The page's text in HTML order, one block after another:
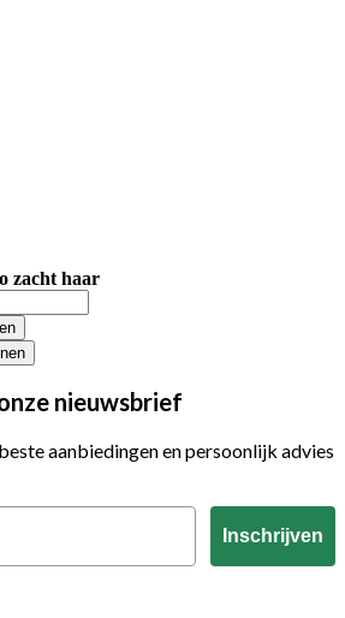
zacht haar
nieuwsbrief
aanbiedingen en persoonlijk advies
Inschrijven